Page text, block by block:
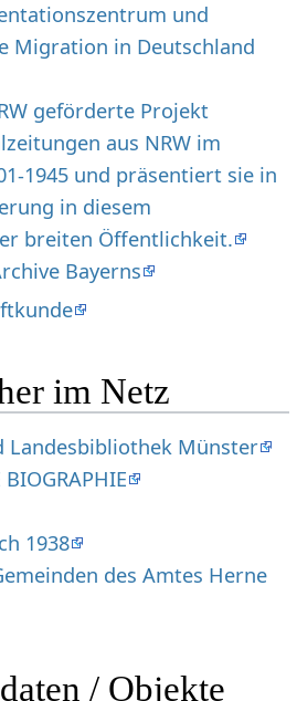
und
Migration in Deutschland
geförderte Projekt
aus NRW im
1945 und präsentiert sie in
in diesem
breiten Öffentlichkeit.
Bayerns
im Netz
Landesbibliothek Münster
BIOGRAPHIE
1938
des Amtes Herne
/ Objekte